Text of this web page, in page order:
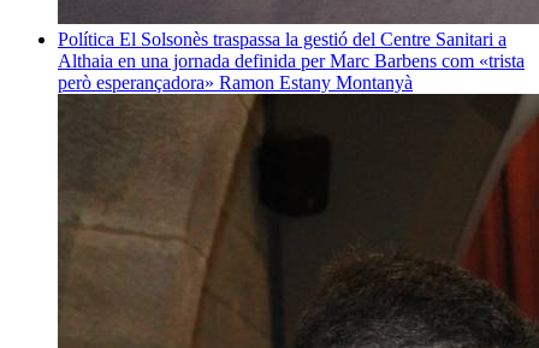
Política El Solsonès traspassa la gestió del Centre Sanitari a
Althaia en una jornada definida per Marc Barbens com «trista
però esperançadora» Ramon Estany Montanyà